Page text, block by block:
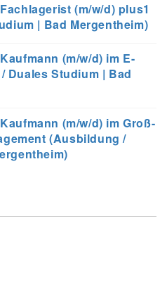
(m/w/d) plus1
| Bad Mergentheim)
(m/w/d) im E-
Duales Studium | Bad
(m/w/d) im Groß-
(Ausbildung /